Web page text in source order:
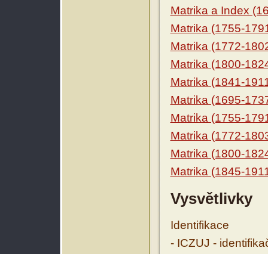
Matrika a Index
Matrika (1755-
Matrika (1772-
Matrika (1800-
Matrika (1841-
Matrika (1695-
Matrika (1755-
Matrika (1772-
Matrika (1800-
Matrika (1845-
Vysvětlivky
Identifikace
- ICZUJ -